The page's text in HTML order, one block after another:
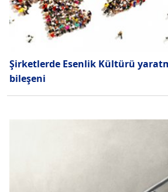
Şirketlerde Esenlik Kültürü
bileşeni